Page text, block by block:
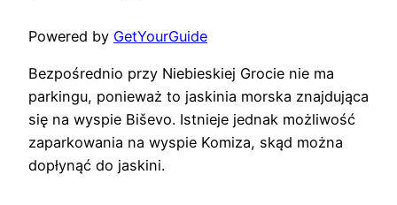
Powered by GetYourGuide
Bezpośrednio przy Niebieskiej Grocie nie ma
parkingu, ponieważ to jaskinia morska znajdująca
się na wyspie Biševo. Istnieje jednak możliwość
zaparkowania na wyspie Komiza, skąd można
dopłynąć do jaskini.